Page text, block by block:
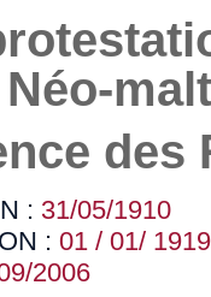
des
: 31/05/1910
: 01 / 01/ 1919
2006